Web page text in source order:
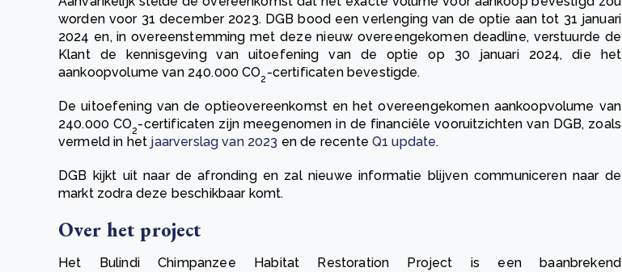
worden voor 31 december 2023. DGB bood een verlenging van de optie aan tot 31 januari
2024 en, in overeenstemming met deze nieuw overeengekomen deadline, verstuurde de
Klant de kennisgeving van uitoefening van de optie op 30 januari 2024, die het
aankoopvolume van 240.000 CO2 -certificaten bevestigde.
De uitoefening van de optieovereenkomst en het overeengekomen aankoopvolume van
240.000 CO2-certificaten zijn meegenomen in de financiële vooruitzichten van DGB, zoals
vermeld in het jaarverslag van 2023 en de recenteQ1 update.
DGB kijkt uit naar de afronding en zal nieuwe informatie blijven communiceren naar de
markt zodra deze beschikbaar komt.
Over het project
Het Bulindi Chimpanzee Habitat Restoration Project is een baanbrekend